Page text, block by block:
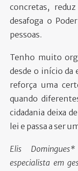
concretas,
desafoga o
pessoas.
Tenho muito
desde o início da
reforça uma
quando
cidadania deixa
lei e passa a ser
Elis
especialista em